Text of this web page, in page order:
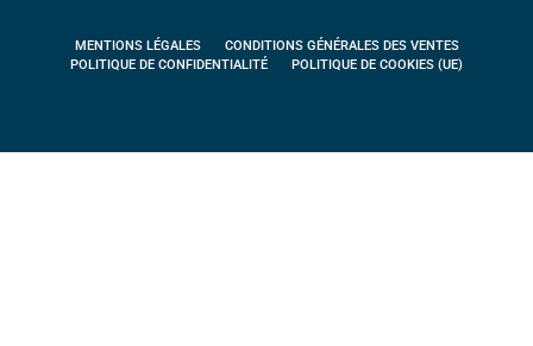
MENTIONS LÉGALES
CONDITIONS GÉNÉRALES DES VENTES
POLITIQUE DE CONFIDENTIALITÉ
POLITIQUE DE COOKIES (UE)